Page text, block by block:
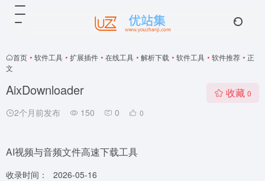
首页 • 软件工具 • 扩展插件 • 在线工具 • 解析下载 • 软件工具 • 软件推荐 • 正
文
AixDownloader
2个月前发布 150 0 0
收藏 0
AI视频与音频文件高速下载工具
收录时间： 2026-05-16